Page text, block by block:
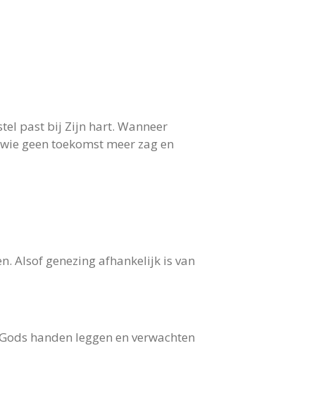
past bij Zijn hart. Wanneer
geen toekomst meer zag en
Alsof genezing afhankelijk is van
handen leggen en verwachten